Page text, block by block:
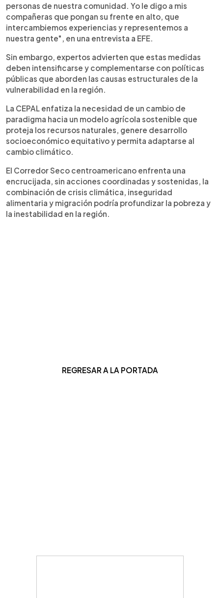
personas de nuestra comunidad. Yo le digo a mis
compañeras que pongan su frente en alto, que
intercambiemos experiencias y representemos a
nuestra gente", en una entrevista a EFE.
Sin embargo, expertos advierten que estas medidas
deben intensificarse y complementarse con políticas
públicas que aborden las causas estructurales de la
vulnerabilidad en la región.
La CEPAL enfatiza la necesidad de un cambio de
paradigma hacia un modelo agrícola sostenible que
proteja los recursos naturales, genere desarrollo
socioeconómico equitativo y permita adaptarse al
cambio climático.
El Corredor Seco centroamericano enfrenta una
encrucijada, sin acciones coordinadas y sostenidas, la
combinación de crisis climática, inseguridad
alimentaria y migración podría profundizar la pobreza y
la inestabilidad en la región.
REGRESAR A LA PORTADA